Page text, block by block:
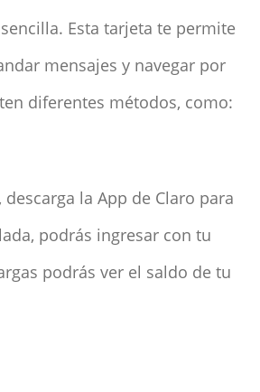
Esta tarjeta te permite
mensajes y navegar por
diferentes métodos, como:
la App de Claro para
podrás ingresar con tu
podrás ver el saldo de tu